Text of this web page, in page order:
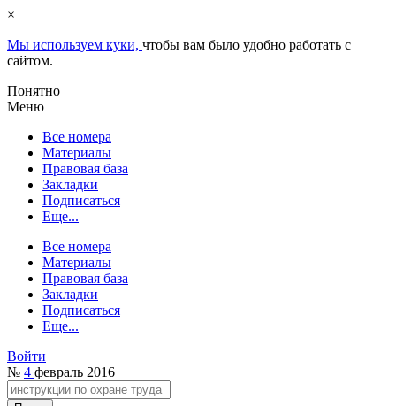
×
Мы используем куки, чтобы вам было удобно работать с
сайтом.
Понятно
Меню
Все номера
Материалы
Правовая база
Закладки
Подписаться
Еще...
Все номера
Материалы
Правовая база
Закладки
Подписаться
Еще...
Войти
№ 4 февраль 2016